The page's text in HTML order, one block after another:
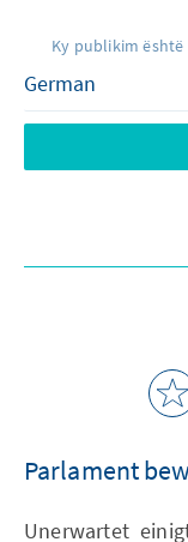
Ky publikim
Parlament
Unerwartet